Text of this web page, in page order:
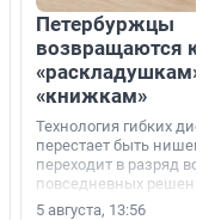
Петербуржцы
возвращаются к
«раскладушкам»
«книжкам»
Технология гибких
перестает быть
переходит в разряд
повседневных
5 августа, 13:56